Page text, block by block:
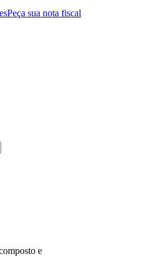
Peça sua nota fiscal
e